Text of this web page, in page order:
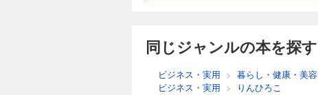
同じジャンルの本を探す
ビジネス・実用 > 暮らし・健康・美容
ビジネス・実用 >
りんひろこ